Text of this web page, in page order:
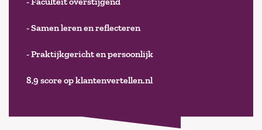
- Samen leren en reflecteren
- Praktijkgericht en persoonlijk
8,9 score op klantenvertellen.nl